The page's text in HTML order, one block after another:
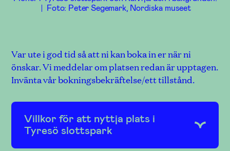
Foto: Peter Segemark, Nordiska museet
slott.
Foto: Nordiska museet
ströva i året runt.
Foto: Peter Segemark, Nordiska
Var ute i god tid så att ni kan boka in er när ni
önskar. Vi meddelar om platsen redan är upptagen.
Invänta vår bokningsbekräftelse/ett tillstånd.
Villkor för att nyttja plats i
Tyresö slottspark